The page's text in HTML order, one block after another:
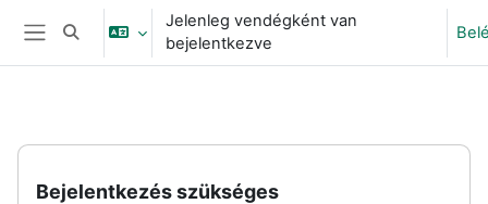
Tovább a fő tartalomhoz
Oldalpanel
Keresési bemeneti adatok váltása
Jelenleg vendégként van
bejelentkezve
Bejelentkezés szükséges